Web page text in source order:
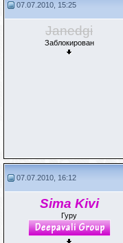
07.07.2010, 15:25
Janedgi
Заблокирован
07.07.2010, 16:12
Sima Kivi
Гуру